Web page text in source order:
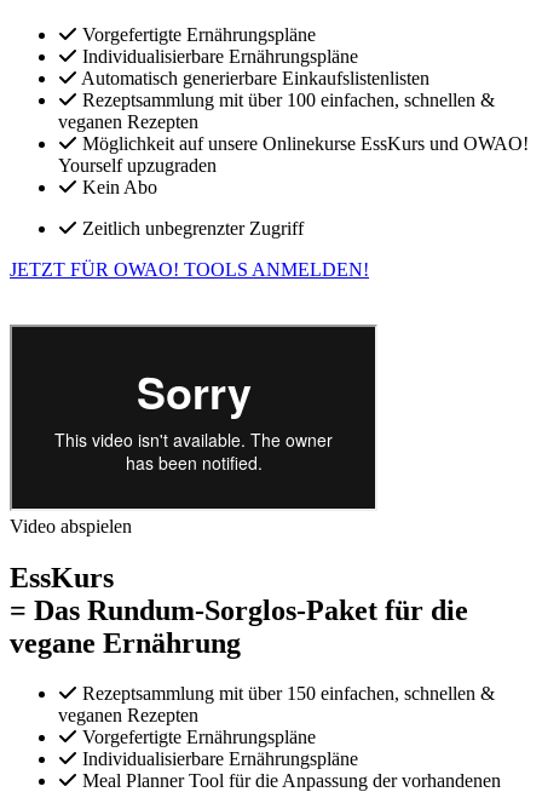
Vorgefertigte Ernährungspläne
Individualisierbare Ernährungspläne
Automatisch generierbare Einkaufslistenlisten
Rezeptsammlung mit über 100 einfachen, schnellen &
veganen Rezepten
Möglichkeit auf unsere Onlinekurse EssKurs und OWAO!
Yourself upzugraden
Kein Abo
Zeitlich unbegrenzter Zugriff
JETZT FÜR OWAO! TOOLS ANMELDEN!
Video abspielen
EssKurs
= Das Rundum-Sorglos-Paket für die
vegane Ernährung
Rezeptsammlung mit über 150 einfachen, schnellen &
veganen Rezepten
Vorgefertigte Ernährungspläne
Individualisierbare Ernährungspläne
Meal Planner Tool für die Anpassung der vorhandenen